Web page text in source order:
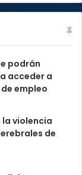
podrán
acceder a
empleo
violencia
de